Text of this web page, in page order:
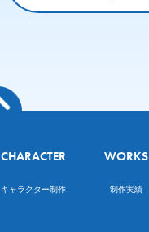
CHARACTER
キャラクター制作
WORKS
制作実績